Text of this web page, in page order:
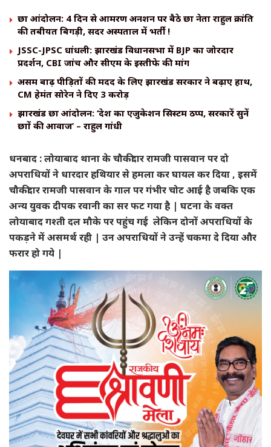
छात्र आंदोलन: 4 दिन से आमरण अनशन पर बैठे छात्र नेता राहुल क्रांति
की तबीयत बिगड़ी, सदर अस्पताल में भर्ती !
JSSC-JPSC धांधली: झारखंड विधानसभा में BJP का जोरदार
प्रदर्शन, CBI जांच और सीएम के इस्तीफे की मांग
असम बाढ़ पीड़ितों की मदद के लिए झारखंड सरकार ने बढ़ाए हाथ,
CM हेमंत सोरेन ने दिए ₹3 करोड़
झारखंड छात्र आंदोलन: ‘देश का एजुकेशन सिस्टम ठप्प, सरकारें सुनें
छात्रों की आवाज’ – राहुल गांधी
धनबाद : लोयाबाद थाना के चौकीदार रामजी पासवान पर दो
अपराधियों ने धारदार हथियार से हमला कर घायल कर दिया , इसमें
चौकीदार रामजी पासवान के गाल पर गंभीर चोट आई है जबकि एक
अन्य युवक दीपक रवानी का सर फट गया है | घटना के वक्त
लोयाबाद गश्ती दल मौके पर पहुंच गई लेकिन दोनों अपराधियों के
पकड़ने में असमर्थ रही | उन अपराधियों ने उन्हें चकमा दे दिया और
फरार हो गये |